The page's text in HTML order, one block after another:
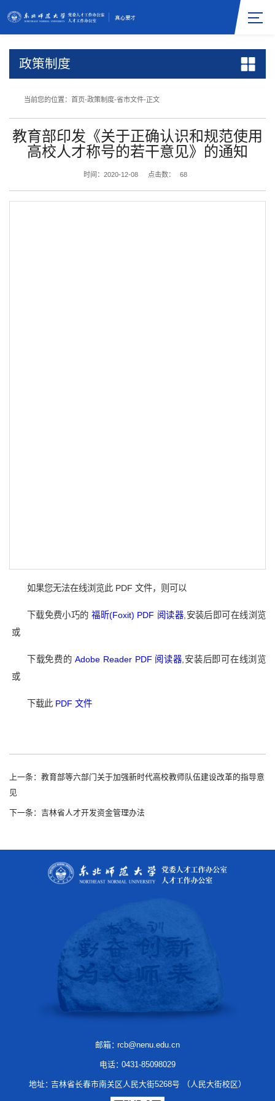
政策制度
当前您的位置： 首页-政策制度-省市文件-正文
教育部印发《关于正确认识和规范使用
高校人才称号的若干意见》的通知
时间：2020-12-08 点击数： 68
如果您无法在线浏览此 PDF 文件，则可以
下载免费小巧的福昕(Foxit) PDF 阅读器 ,安装后即可在线浏览
或
下载免费的Adobe Reader PDF 阅读器 ,安装后即可在线浏览
或
下载此 PDF 文件
上一条：教育部等六部门关于加强新时代高校教师队伍建设改革的指导意
见
下一条：吉林省人才开发资金管理办法
邮箱：rcb@nenu.edu.cn
电话：0431-85098029
地址：吉林省长春市南关区人民大街5268号 （人民大街校区）